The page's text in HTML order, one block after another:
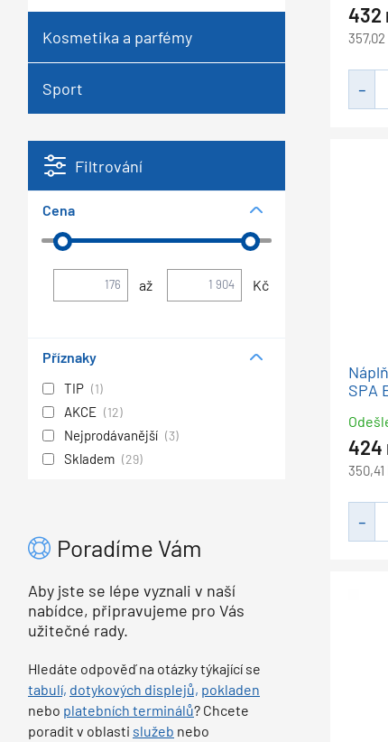
Kosmetika a parfémy
Sport
Filtrování
Cena
až Kč
Příznaky
TIP (1)
AKCE (12)
Nejprodávanější (3)
Skladem (29)
Poradíme Vám
Aby jste se lépe vyznali v naší
nabídce, připravujeme pro Vás
užitečné rady.
Hledáte odpověď na otázky týkající se
tabulí, dotykových displejů, pokladen
nebo platebních terminálů? Chcete
poradit v oblasti služeb nebo
432
357,02
SPA
424
350,41